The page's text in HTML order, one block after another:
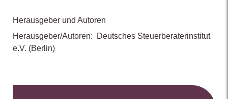
Herausgeber und Autoren
Herausgeber/Autoren:
Deutsches Steuerberaterinstitut
e.V. (Berlin)